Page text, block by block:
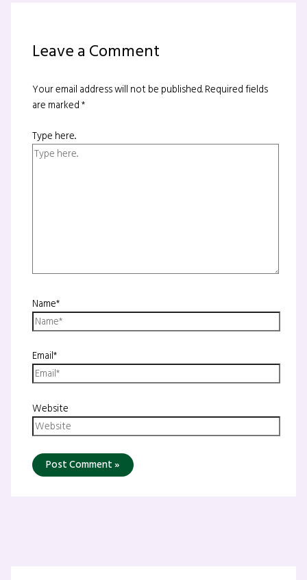
Leave a Comment
Your email address will not be published.Required fields
are marked*
Type here..
Name*
Email*
Website